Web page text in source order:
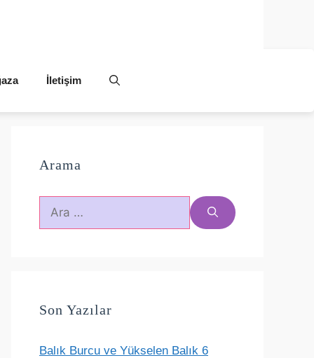
İletişim
Arama
için
Son Yazılar
Balık Burcu ve Yükselen Balık 6